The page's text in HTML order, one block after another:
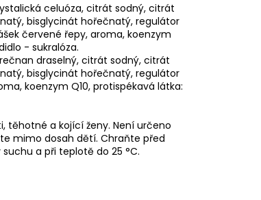
celuóza, citrát sodný, citrát
bisglycinát hořečnatý, regulátor
červené řepy, aroma, koenzym
- sukralóza.
draselný, citrát sodný, citrát
bisglycinát hořečnatý, regulátor
koenzym Q10, protispékavá látka:
těhotné a kojící ženy. Není určeno
mimo dosah dětí. Chraňte před
a při teplotě do 25 °C.